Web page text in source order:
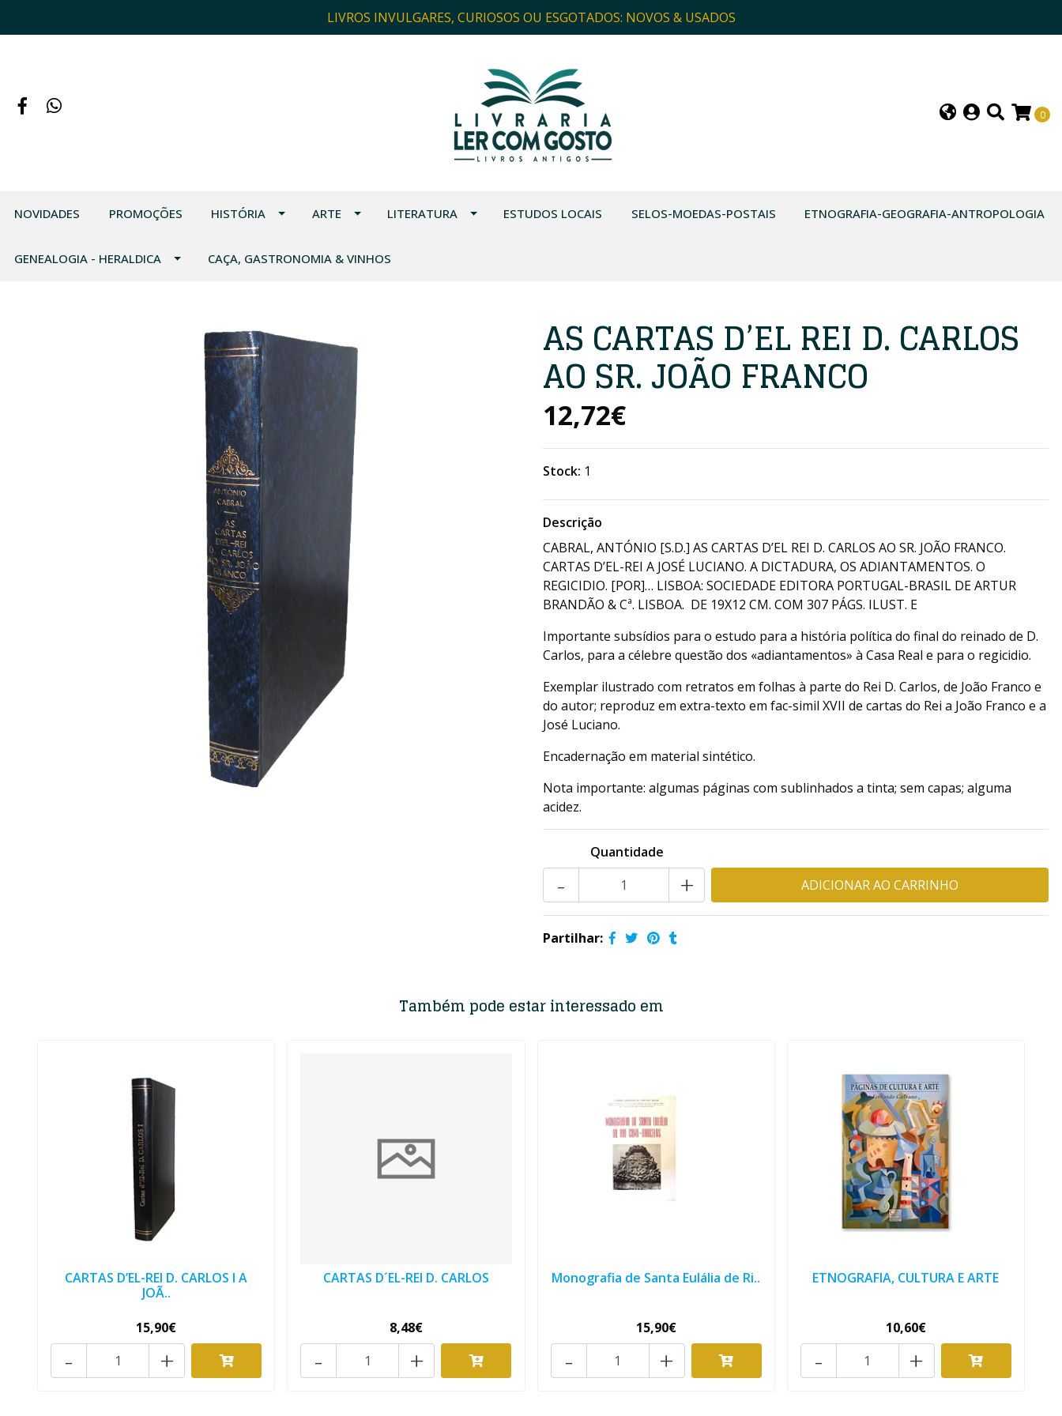
LIVROS INVULGARES, CURIOSOS OU ESGOTADOS: NOVOS & USADOS
0
NOVIDADES PROMOÇÕES HISTÓRIA ARTE LITERATURA ESTUDOS LOCAIS SELOS-MOEDAS-POSTAIS ETNOGRAFIA-GEOGRAFIA-ANTROPOLOGIA
GENEALOGIA - HERALDICA CAÇA, GASTRONOMIA & VINHOS
AS CARTAS D’EL REI D. CARLOS
AO SR. JOÃO FRANCO
12,72€
Stock: 1
Descrição
CABRAL, ANTÓNIO [S.D.] AS CARTAS D’EL REI D. CARLOS AO SR. JOÃO FRANCO.
CARTAS D’EL-REI A JOSÉ LUCIANO. A DICTADURA, OS ADIANTAMENTOS. O
REGICIDIO. [POR]… LISBOA: SOCIEDADE EDITORA PORTUGAL-BRASIL DE ARTUR
BRANDÃO & Cª. LISBOA. DE 19X12 CM. COM 307 PÁGS. ILUST. E
Importante subsídios para o estudo para a história política do final do reinado de D.
Carlos, para a célebre questão dos «adiantamentos» à Casa Real e para o regicidio.
Exemplar ilustrado com retratos em folhas à parte do Rei D. Carlos, de João Franco e
do autor; reproduz em extra-texto em fac-simil XVII de cartas do Rei a João Franco e a
José Luciano.
Encadernação em material sintético.
Nota importante: algumas páginas com sublinhados a tinta; sem capas; alguma
acidez.
Quantidade
+
-
Partilhar:
Também pode estar interessado em
CARTAS D’EL-REI D. CARLOS I A
JOÃ..
15,90€
+
-
CARTAS D´EL-REI D. CARLOS
8,48€
+
-
Monografia de Santa Eulália de Ri..
15,90€
+
-
ETNOGRAFIA, CULTURA E ARTE
10,60€
+
-